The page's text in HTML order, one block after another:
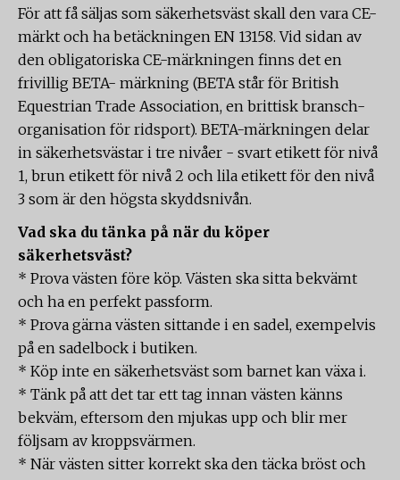
För att få säljas som säkerhetsväst skall den vara CE-
märkt och ha betäckningen EN 13158. Vid sidan av
den obligatoriska CE-märkningen finns det en
frivillig BETA- märkning (BETA står för British
Equestrian Trade Association, en brittisk bransch-
organisation för ridsport). BETA-märkningen delar
in säkerhetsvästar i tre nivåer - svart etikett för nivå
1, brun etikett för nivå 2 och lila etikett för den nivå
3 som är den högsta skyddsnivån.
Vad ska du tänka på när du köper
säkerhetsväst?
* Prova västen före köp. Västen ska sitta bekvämt
och ha en perfekt passform.
* Prova gärna västen sittande i en sadel, exempelvis
på en sadelbock i butiken.
* Köp inte en säkerhetsväst som barnet kan växa i.
* Tänk på att det tar ett tag innan västen känns
bekväm, eftersom den mjukas upp och blir mer
följsam av kroppsvärmen.
* När västen sitter korrekt ska den täcka bröst och